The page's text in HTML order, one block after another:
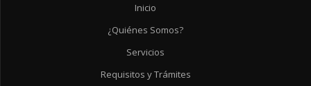
Inicio
¿Quiénes Somos?
Servicios
Requisitos y Trámites